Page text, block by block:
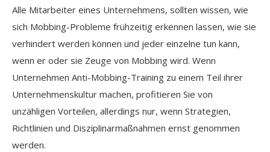
Alle Mitarbeiter eines Unternehmens, sollten wissen, wie
sich Mobbing-Probleme frühzeitig erkennen lassen, wie sie
verhindert werden können und jeder einzelne tun kann,
wenn er oder sie Zeuge von Mobbing wird. Wenn
Unternehmen Anti-Mobbing-Training zu einem Teil ihrer
Unternehmenskultur machen, profitieren Sie von
unzähligen Vorteilen, allerdings nur, wenn Strategien,
Richtlinien und Disziplinarmaßnahmen ernst genommen
werden.